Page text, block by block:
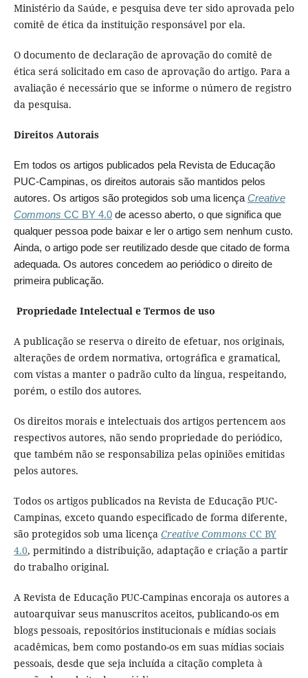
Ministério da Saúde, e pesquisa deve ter sido aprovada pelo
comitê de ética da instituição responsável por ela.
O documento de declaração de aprovação do comitê de
ética será solicitado em caso de aprovação do artigo. Para a
avaliação é necessário que se informe o número de registro
da pesquisa.
Direitos Autorais
Em todos os artigos publicados pela Revista de Educação
PUC-Campinas, os direitos autorais são mantidos pelos
autores. Os artigos são protegidos sob uma licença Creative
Commons CC BY 4.0de acesso aberto, o que significa que
qualquer pessoa pode baixar e ler o artigo sem nenhum custo.
Ainda, o artigo pode ser reutilizado desde que citado de forma
adequada. Os autores concedem ao periódico o direito de
primeira publicação.
Propriedade Intelectual e Termos de uso
A publicação se reserva o direito de efetuar, nos originais,
alterações de ordem normativa, ortográfica e gramatical,
com vistas a manter o padrão culto da língua, respeitando,
porém, o estilo dos autores.
Os direitos morais e intelectuais dos artigos pertencem aos
respectivos autores, não sendo propriedade do periódico,
que também não se responsabiliza pelas opiniões emitidas
pelos autores.
Todos os artigos publicados na Revista de Educação PUC-
Campinas, exceto quando especificado de forma diferente,
são protegidos sob uma licença Creative Commons CC BY
4.0, permitindo a distribuição, adaptação e criação a partir
do trabalho original.
A Revista de Educação PUC-Campinas encoraja os autores a
autoarquivar seus manuscritos aceitos, publicando-os em
blogs pessoais, repositórios institucionais e mídias sociais
acadêmicas, bem como postando-os em suas mídias sociais
pessoais, desde que seja incluída a citação completa à